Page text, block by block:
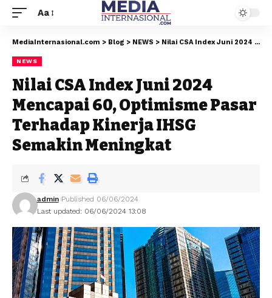
Aa
MediaInternasional.com > Blog > NEWS > Nilai CSA Index Juni 2024 Mencapai 60, Optimisme Pasar Terhadap Kinerja IHSG Semakin Meningkat
NEWS
Nilai CSA Index Juni 2024
Mencapai 60, Optimisme Pasar
Terhadap Kinerja IHSG
Semakin Meningkat
Last updated: 06/06/2024 13:08
admin Published 06/06/2024